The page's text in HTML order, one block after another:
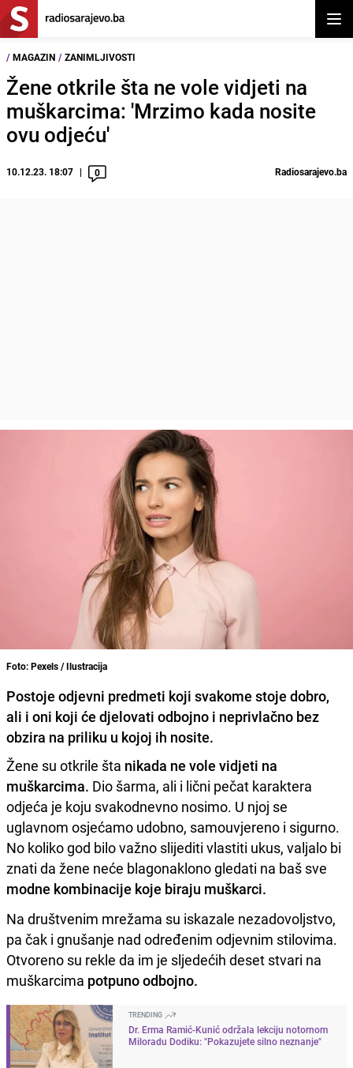
/ MAGAZIN / ZANIMLJIVOSTI
Žene otkrile šta ne vole vidjeti na
muškarcima: 'Mrzimo kada nosite
ovu odjeću'
10.12.23. 18:07 0 Radiosarajevo.ba
Foto: Pexels / Ilustracija
Postoje odjevni predmeti koji svakome stoje dobro,
ali i oni koji će djelovati odbojno i neprivlačno bez
obzira na priliku u kojoj ih nosite.
Žene su otkrile šta nikada ne vole vidjeti na
muškarcima. Dio šarma, ali i lični pečat karaktera
odjeća je koju svakodnevno nosimo. U njoj se
uglavnom osjećamo udobno, samouvjereno i sigurno.
No koliko god bilo važno slijediti vlastiti ukus, valjalo bi
znati da žene neće blagonaklono gledati na baš sve
modne kombinacije koje biraju muškarci.
Na društvenim mrežama su iskazale nezadovoljstvo,
pa čak i gnušanje nad određenim odjevnim stilovima.
Otvoreno su rekle da im je sljedećih deset stvari na
muškarcima potpuno odbojno.
TRENDING
Dr. Erma Ramić-Kunić održala lekciju notornom
Miloradu Dodiku: "Pokazujete silno neznanje"